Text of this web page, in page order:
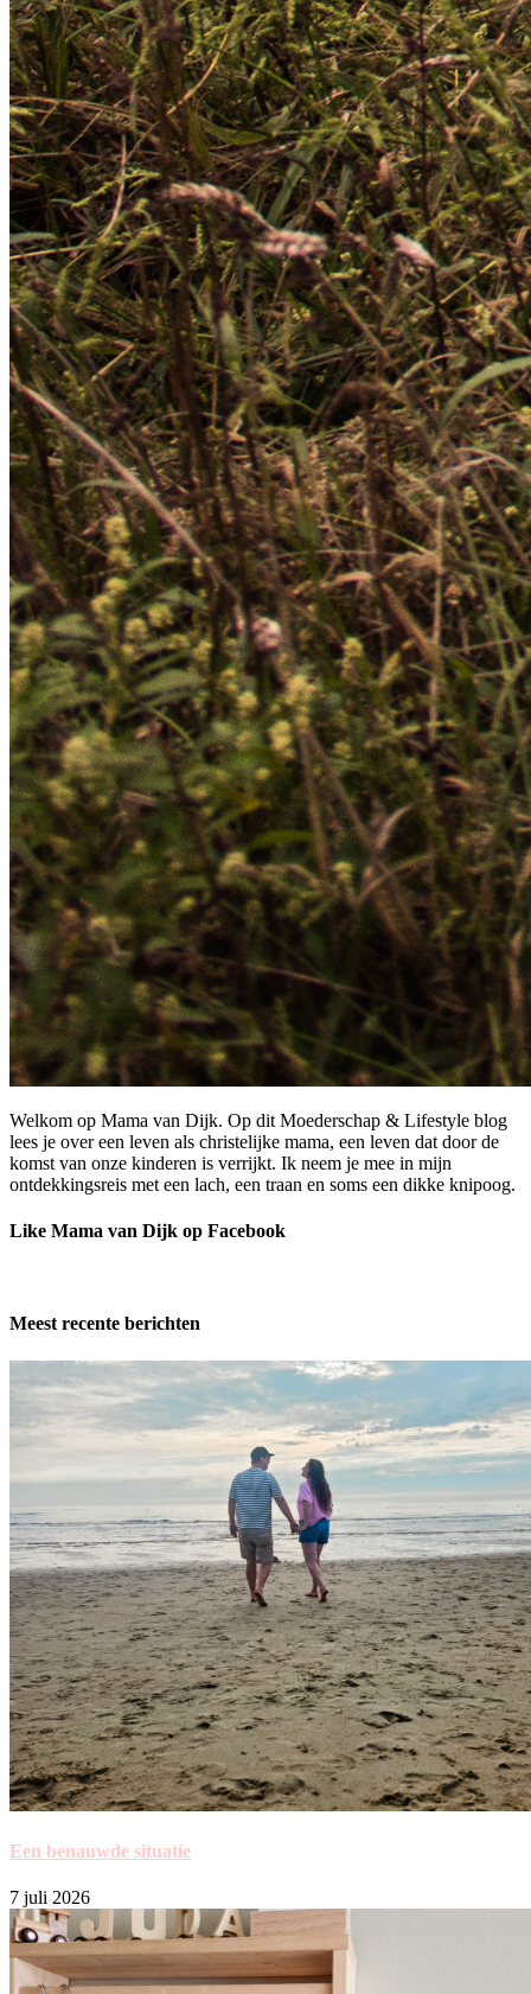
Welkom op Mama van Dijk. Op dit Moederschap & Lifestyle blog
lees je over een leven als christelijke mama, een leven dat door de
komst van onze kinderen is verrijkt. Ik neem je mee in mijn
ontdekkingsreis met een lach, een traan en soms een dikke knipoog.
Like Mama van Dijk op Facebook
Meest recente berichten
Een benauwde situatie
7 juli 2026